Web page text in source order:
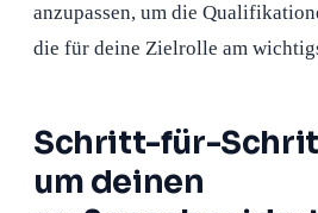
anzupassen, um die
die für deine Zielrolle am
Schritt-für-
um deinen